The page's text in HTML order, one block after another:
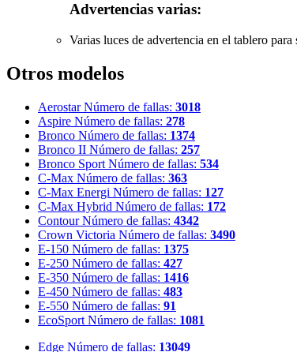
Advertencias varias:
Varias luces de advertencia en el tablero
Otros modelos
Aerostar Número de fallas: 3018
Aspire Número de fallas: 278
Bronco Número de fallas: 1374
Bronco II Número de fallas: 257
Bronco Sport Número de fallas: 534
C-Max Número de fallas: 363
C-Max Energi Número de fallas: 127
C-Max Hybrid Número de fallas: 172
Contour Número de fallas: 4342
Crown Victoria Número de fallas: 3490
E-150 Número de fallas: 1375
E-250 Número de fallas: 427
E-350 Número de fallas: 1416
E-450 Número de fallas: 483
E-550 Número de fallas: 91
EcoSport Número de fallas: 1081
Edge Número de fallas: 13049